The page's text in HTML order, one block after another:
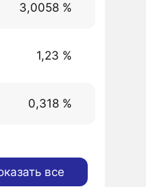
3,0058 %
1,23 %
0,318 %
все